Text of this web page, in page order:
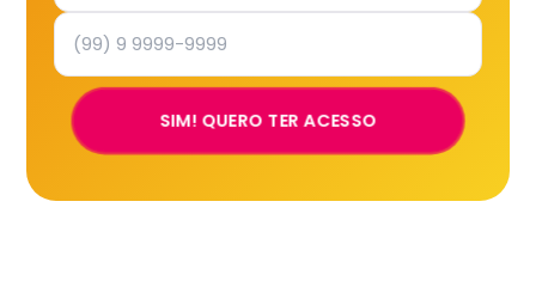
SIM! QUERO TER ACESSO